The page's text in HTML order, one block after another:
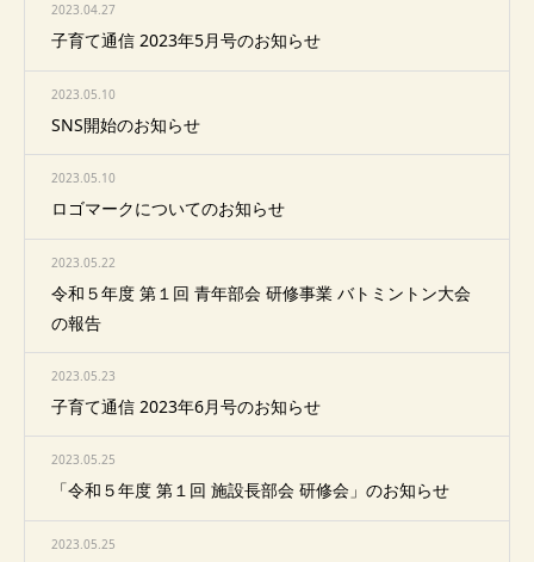
2023.04.27
子育て通信 2023年5月号のお知らせ
2023.05.10
SNS開始のお知らせ
2023.05.10
ロゴマークについてのお知らせ
2023.05.22
令和５年度 第１回 青年部会 研修事業 バトミントン大会
の報告
2023.05.23
子育て通信 2023年6月号のお知らせ
2023.05.25
「令和５年度 第１回 施設長部会 研修会」のお知らせ
2023.05.25